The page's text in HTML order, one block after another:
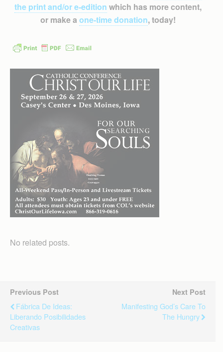
the print and/or e-edition which has more content,
or make a one-time donation, today!
No related posts.
Previous Post
Fábrica De Ideas:
Liberando Posibilidades
Creativas
Next Post
Manifesting God’s Care To
The Hungry